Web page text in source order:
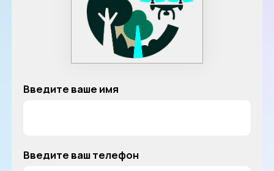
Введите ваше имя
Введите ваш телефон